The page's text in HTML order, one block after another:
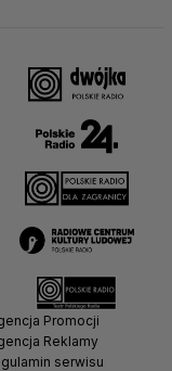
Promocji
Reklamy
serwisu